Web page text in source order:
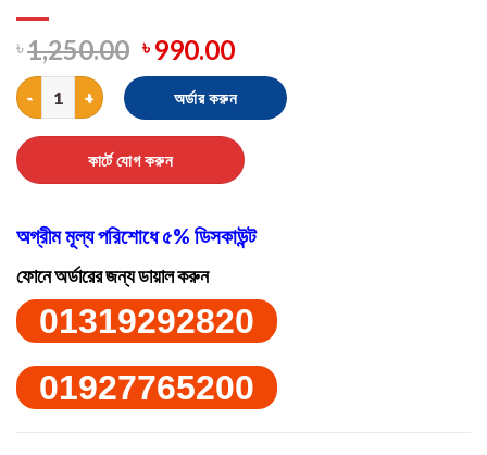
৳1,250.00 ৳ 990.00
Sensor speaker with phone stand quantity
অর্ডার করুন
কার্টে যোগ করুন
অগ্রীম মূল্য পরিশোধে ৫% ডিসকাউন্ট
ফোনে অর্ডারের জন্য ডায়াল করুন
01319292820
01927765200